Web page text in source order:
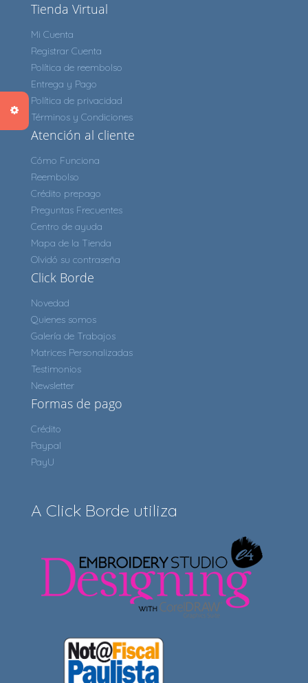
Tienda Virtual
Mi Cuenta
Registrar Cuenta
Política de reembolso
Entrega y Pago
Política de privacidad
Términos y Condiciones
Atención al cliente
Cómo Funciona
Reembolso
Crédito prepago
Preguntas Frecuentes
Centro de ayuda
Mapa de la Tienda
Olvidó su contraseña
Click Borde
Novedad
Quienes somos
Galería de Trabajos
Matrices Personalizadas
Testimonios
Newsletter
Formas de pago
Crédito
Paypal
PayU
A Click Borde utiliza